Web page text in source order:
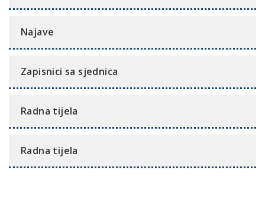
Najave
Zapisnici sa sjednica
Radna tijela
Radna tijela